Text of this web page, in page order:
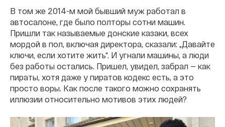
В том же 2014-м мой бывший муж работал в
автосалоне, где было полторы сотни машин.
Пришли так называемые донские казаки, всех
мордой в пол, включая директора, сказали: „Давайте
ключи, если хотите жить“. И угнали машины, а люди
без работы остались. Пришел, увидел, забрал — как
пираты, хотя даже у пиратов кодекс есть, а это
просто воры. Как после такого можно сохранять
иллюзии относительно мотивов этих людей?